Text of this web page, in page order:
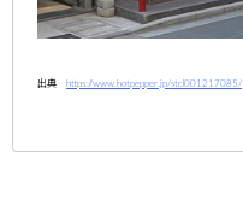
出典 https://www.hotpepper.jp/strJ001217085/